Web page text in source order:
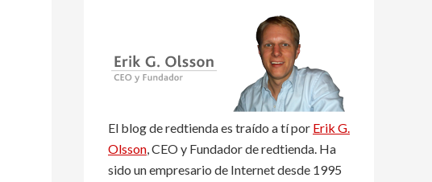
El blog de redtienda es traído a tí por Erik G.
Olsson, CEO y Fundador de redtienda. Ha
sido un empresario de Internet desde 1995